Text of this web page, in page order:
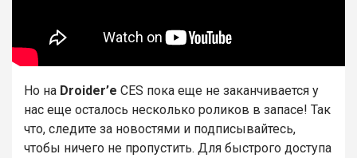
Но на Droider’е CES пока еще не заканчивается у
нас еще осталось несколько роликов в запасе! Так
что, следите за новостями и подписывайтесь,
чтобы ничего не пропустить. Для быстрого доступа